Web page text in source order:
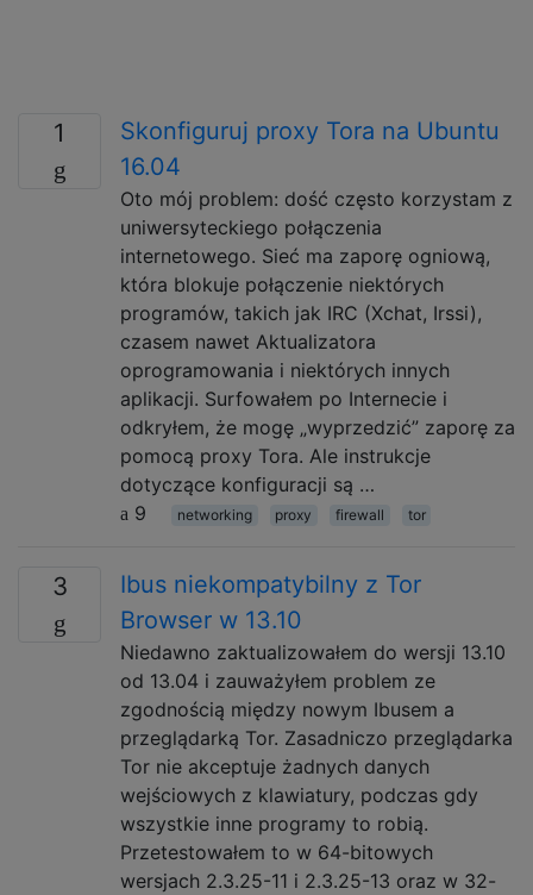
1
Skonfiguruj proxy Tora na Ubuntu
16.04
Oto mój problem: dość często korzystam z
uniwersyteckiego połączenia
internetowego. Sieć ma zaporę ogniową,
która blokuje połączenie niektórych
programów, takich jak IRC (Xchat, Irssi),
czasem nawet Aktualizatora
oprogramowania i niektórych innych
aplikacji. Surfowałem po Internecie i
odkryłem, że mogę „wyprzedzić” zaporę za
pomocą proxy Tora. Ale instrukcje
dotyczące konfiguracji są …
9
networking proxy firewall tor
3
Ibus niekompatybilny z Tor
Browser w 13.10
Niedawno zaktualizowałem do wersji 13.10
od 13.04 i zauważyłem problem ze
zgodnością między nowym Ibusem a
przeglądarką Tor. Zasadniczo przeglądarka
Tor nie akceptuje żadnych danych
wejściowych z klawiatury, podczas gdy
wszystkie inne programy to robią.
Przetestowałem to w 64-bitowych
wersjach 2.3.25-11 i 2.3.25-13 oraz w 32-